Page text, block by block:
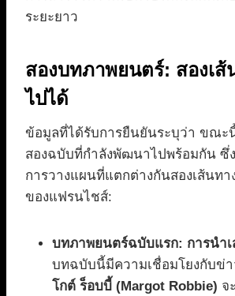
ระยะยาว
สองบทภาพยนตร์: สองเส้
ไปได้
ข้อมูลที่ได้รับการยืนยันระบุว่า ขณ
สองฉบับที่กำลังพัฒนาไปพร้อมกัน ซึ่
การวางแผนที่แตกต่างกันสองเส้นท
ของแฟรนไชส์:
บทภาพยนตร์ฉบับแรก: การนำ
บทฉบับนี้มีความเชื่อมโยงกับข่า
โกต์ ร็อบบี้ (Margot Robbie) จ